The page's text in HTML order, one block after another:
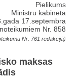
Pielikums
Ministru kabineta
17.septembra
noteikumiem Nr. 858
Nr. 761 redakcijā)
maksas